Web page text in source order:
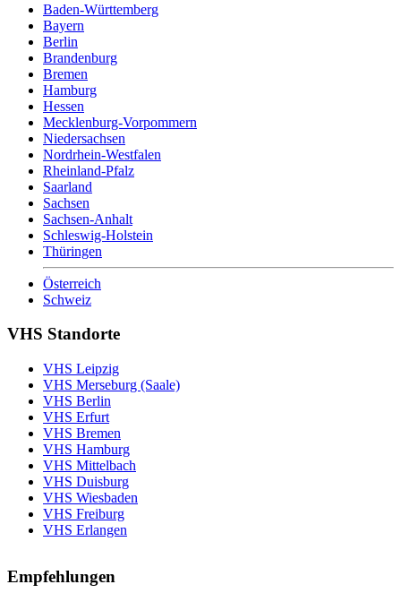
Baden-Württemberg
Bayern
Berlin
Brandenburg
Bremen
Hamburg
Hessen
Mecklenburg-Vorpommern
Niedersachsen
Nordrhein-Westfalen
Rheinland-Pfalz
Saarland
Sachsen
Sachsen-Anhalt
Schleswig-Holstein
Thüringen
Österreich
Schweiz
VHS Standorte
VHS Leipzig
VHS Merseburg (Saale)
VHS Berlin
VHS Erfurt
VHS Bremen
VHS Hamburg
VHS Mittelbach
VHS Duisburg
VHS Wiesbaden
VHS Freiburg
VHS Erlangen
Empfehlungen